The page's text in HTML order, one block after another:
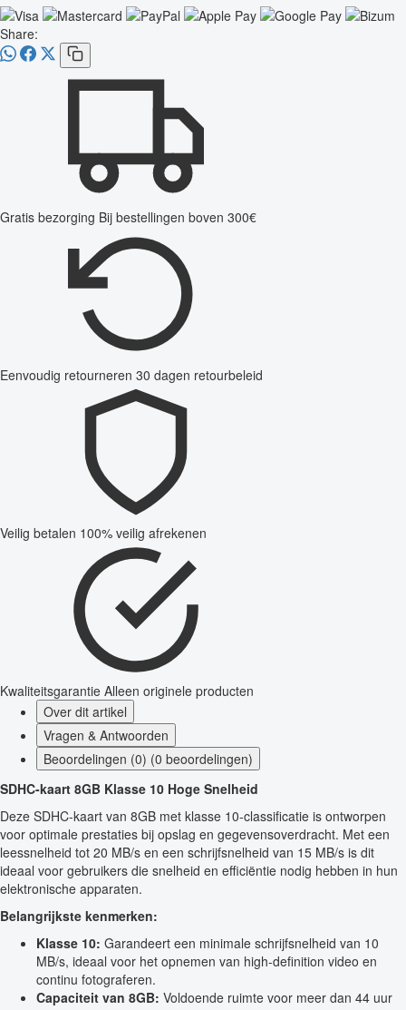
Share:
Gratis bezorging Bij bestellingen boven 300€
Eenvoudig retourneren 30 dagen retourbeleid
Veilig betalen 100% veilig afrekenen
Kwaliteitsgarantie Alleen originele producten
Over dit artikel
Vragen & Antwoorden
Beoordelingen (0) (0 beoordelingen)
SDHC-kaart 8GB Klasse 10 Hoge Snelheid
Deze SDHC-kaart van 8GB met klasse 10-classificatie is ontworpen
voor optimale prestaties bij opslag en gegevensoverdracht. Met een
leessnelheid tot 20 MB/s en een schrijfsnelheid van 15 MB/s is dit
ideaal voor gebruikers die snelheid en efficiëntie nodig hebben in hun
elektronische apparaten.
Belangrijkste kenmerken:
Klasse 10: Garandeert een minimale schrijfsnelheid van 10
MB/s, ideaal voor het opnemen van high-definition video en
continu fotograferen.
Capaciteit van 8GB: Voldoende ruimte voor meer dan 44 uur